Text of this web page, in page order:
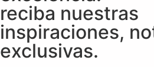
reciba nuestras
inspiraciones,
exclusivas.